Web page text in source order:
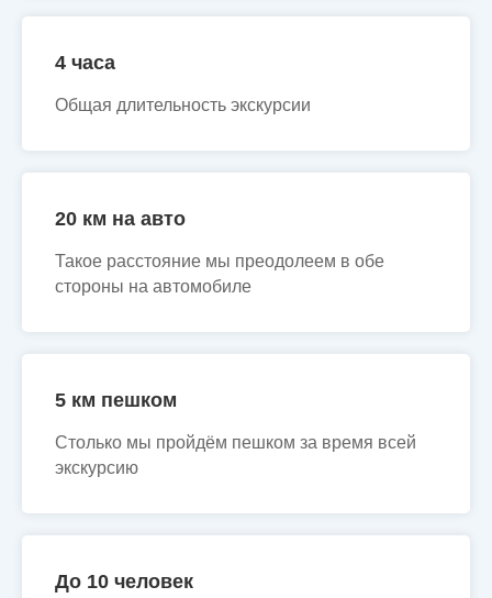
4 часа
Общая длительность экскурсии
20 км на авто
Такое расстояние мы преодолеем в обе
стороны на автомобиле
5 км пешком
Столько мы пройдём пешком за время всей
экскурсию
До 10 человек